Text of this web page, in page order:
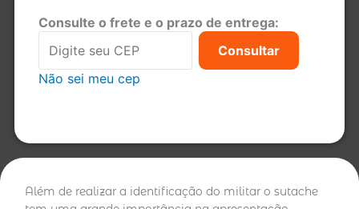
Consulte o frete e o prazo de entrega:
Consultar
Não sei meu cep
Além de realizar a identificação do militar o sutache